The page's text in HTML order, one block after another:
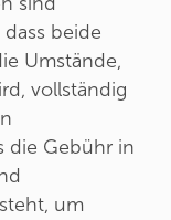
beide
Umstände,
vollständig
die Gebühr in
um